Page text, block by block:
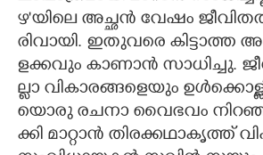
ഴ"​യി​ലെ​ ​അ​ച്ഛ​ൻ​ ​വേ​ഷം​
രി​വാ​യി. ഇ​തു​വ​രെ​ ​കി​ട്ടാ​ത്ത​
ള​ക്ക​വും​ ​കാ​ണാ​ൻ​ ​സാ​ധി​ച്ചു.​
ല്ലാ​ ​വി​കാ​ര​ങ്ങ​ളെ​യും​
യൊ​രു​ ​ര​ച​നാ​ ​വൈ​ഭ​വം​
ക്കി​ ​മാ​റ്റാ​ൻ​ ​തി​ര​ക്ക​ഥാ​കൃ​ത്ത്